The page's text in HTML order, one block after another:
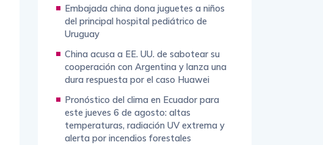
Embajada china dona juguetes a niños
del principal hospital pediátrico de
Uruguay
China acusa a EE. UU. de sabotear su
cooperación con Argentina y lanza una
dura respuesta por el caso Huawei
Pronóstico del clima en Ecuador para
este jueves 6 de agosto: altas
temperaturas, radiación UV extrema y
alerta por incendios forestales